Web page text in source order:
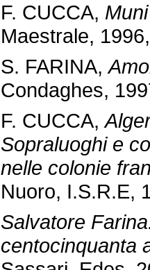
F. CUCCA,
Maestrale,
S. FARINA,
Condaghes,
F. CUCCA,
Sopraluoghi e
nelle colonie
Nuoro, I.S.R.E,
Salvatore
centocinquanta